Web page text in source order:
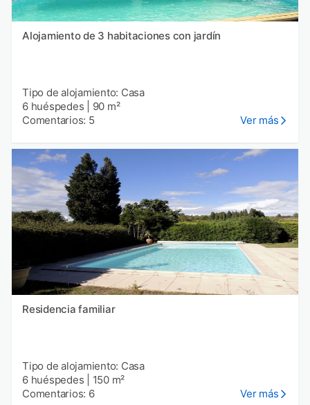
Alojamiento de 3 habitaciones con jardín
Tipo de alojamiento: Casa
6 huéspedes
90 m²
Comentarios: 5
Ver más
Residencia familiar
Tipo de alojamiento: Casa
6 huéspedes
150 m²
Comentarios: 6
Ver más